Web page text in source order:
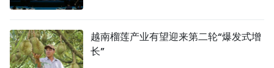
越南榴莲产业有望迎来第二轮“爆发式增
长”